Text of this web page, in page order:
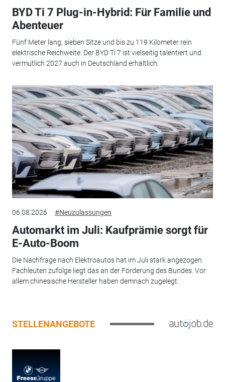
BYD Ti 7 Plug-in-Hybrid: Für Familie und
Abenteuer
Fünf Meter lang, sieben Sitze und bis zu 119 Kilometer rein
elektrische Reichweite: Der BYD Ti 7 ist vielseitig talentiert und
vermutlich 2027 auch in Deutschland erhältlich.
06.08.2026 #Neuzulassungen
Automarkt im Juli: Kaufprämie sorgt für
E-Auto-Boom
Die Nachfrage nach Elektroautos hat im Juli stark angezogen.
Fachleuten zufolge liegt das an der Förderung des Bundes. Vor
allem chinesische Hersteller haben demnach zugelegt.
STELLENANGEBOTE